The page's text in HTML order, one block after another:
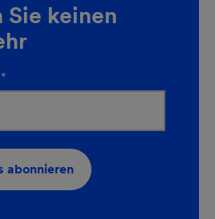
Sie keinen
*
abonnieren